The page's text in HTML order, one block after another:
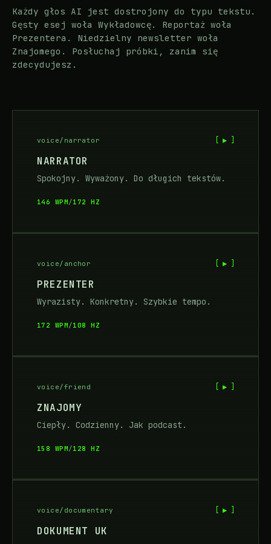
Każdy głos AI jest dostrojony do typu tekstu.
Gęsty esej woła Wykładowcę. Reportaż woła
Prezentera. Niedzielny newsletter woła
Znajomego. Posłuchaj próbki, zanim się
zdecydujesz.
voice/narrator [ ▶ ]
NARRATOR
Spokojny. Wyważony. Do długich tekstów.
146 WPM/172 HZ
voice/anchor [ ▶ ]
PREZENTER
Wyrazisty. Konkretny. Szybkie tempo.
172 WPM/108 HZ
voice/friend [ ▶ ]
ZNAJOMY
Ciepły. Codzienny. Jak podcast.
158 WPM/128 HZ
voice/documentary [ ▶ ]
DOKUMENT UK